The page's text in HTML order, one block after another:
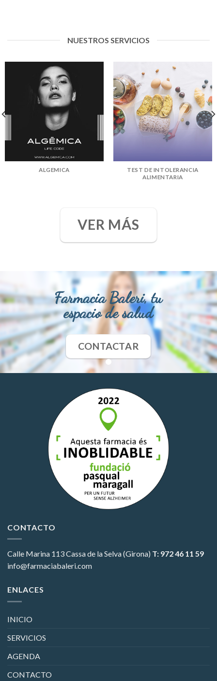
NUESTROS SERVICIOS
ALGEMICA
TEST DE INTOLERANCIA
ALIMENTARIA
VER MÁS
Farmacia Baleri, tu
espacio de salud
CONTACTAR
CONTACTO
Calle Marina 113Cassa de la Selva (Girona) T: 972 46 11 59
info@farmaciabaleri.com
ENLACES
INICIO
SERVICIOS
AGENDA
CONTACTO